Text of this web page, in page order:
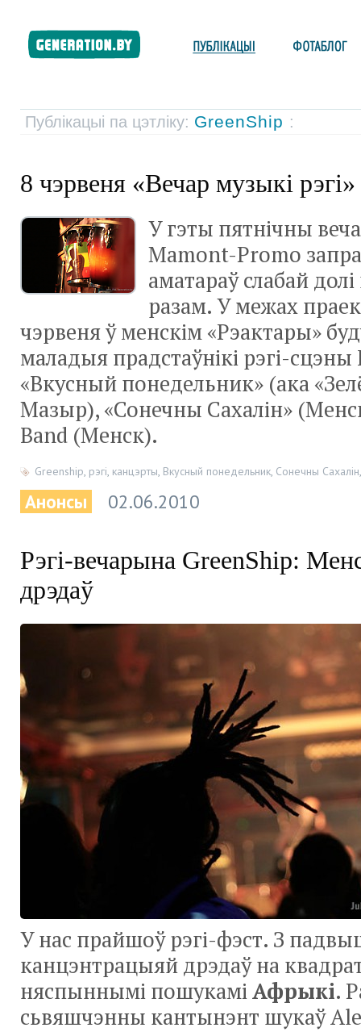
Публікацыі па цэтліку: GreenShip :
8 чэрвеня «Вечар музыкі
У гэты пятнічны
Mamont-Promo
аматараў слабай
разам. У межах
чэрвеня ў менскім «Рэактары»
маладыя прадстаўнікі рэгі-сцэны
«Вкусный понедельник» (ака
Мазыр), «Сонечны Сахалін»
Band (Менск).
Greenship, рэгі, канцэрты, Вкусный понедельник, Сонечны Сахалін
Анонсы 02.06.2010
Рэгі-вечарына GreenShip:
дрэдаў
У нас прайшоў рэгі-фэст. З
канцэнтрацыяй дрэдаў на
няспыннымі пошукаміАфрыкі.
сьвяшчэнны кантынэнт шукаў